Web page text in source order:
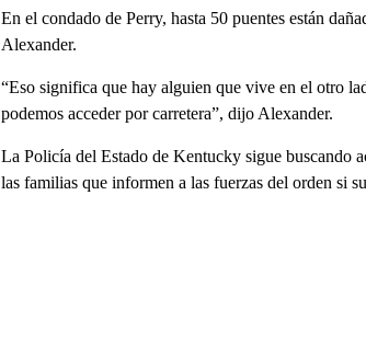
En el condado de Perry, hasta 50 puentes están
Alexander.
“Eso significa que hay alguien que vive en el otro
podemos acceder por carretera”, dijo Alexander.
La Policía del Estado de Kentucky sigue buscando
las familias que informen a las fuerzas del orden si